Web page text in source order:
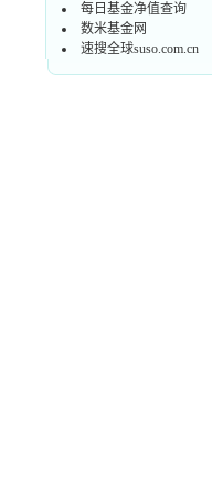
每日基金净值查询
数米基金网
速搜全球suso.com.cn